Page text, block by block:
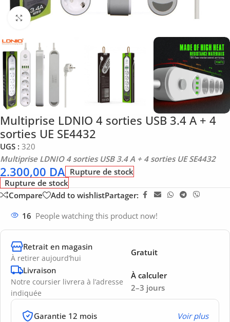
Click to enlarge
Multiprise LDNIO 4 sorties USB 3.4 A + 4
sorties UE SE4432
UGS : 320
Multiprise LDNIO 4 sorties USB 3.4 A + 4 sorties UE SE4432
2.300,00 DA Rupture de stock
Rupture de stock
Compare
Add to wishlistPartager:
16 People watching this product now!
Retrait en magasin
À retirer aujourd’hui
Gratuit
Livraison
Notre coursier livrera à l’adresse
indiquée
2–3 jours
À calculer
Garantie 12 mois Voir plus